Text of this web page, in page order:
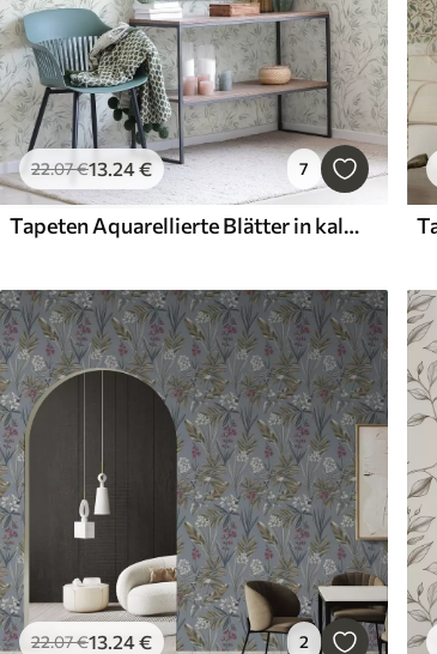
22.07€13.24€ 7
Tapeten Aquarellierte Blätter in kalten Farbtönen, minimalistisches Design
22.07€13.24€ 2